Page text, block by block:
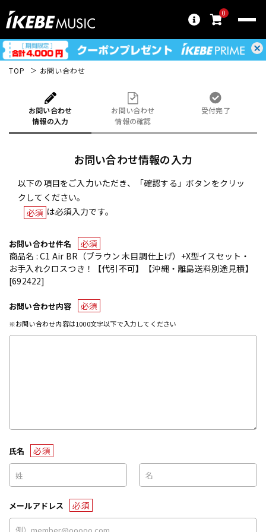
0
TOP お問い合わせ
お問い合わせ
情報の入力
お問い合わせ
情報の確認
受付完了
お問い合わせ情報の入力
以下の項目をご入力いただき、「確認する」ボタンをクリッ
クしてください。
必須 は必須入力です。
お問い合わせ件名
必須
商品名 : C1 Air BR（ブラウン 木目調仕上げ）+X型イスセット・
お手入れクロスつき！【代引不可】【沖縄・離島送料別途見積】
[692422]
お問い合わせ内容 必須
※お問い合わせ内容は1000文字以下で入力してください
氏名 必須
メールアドレス 必須